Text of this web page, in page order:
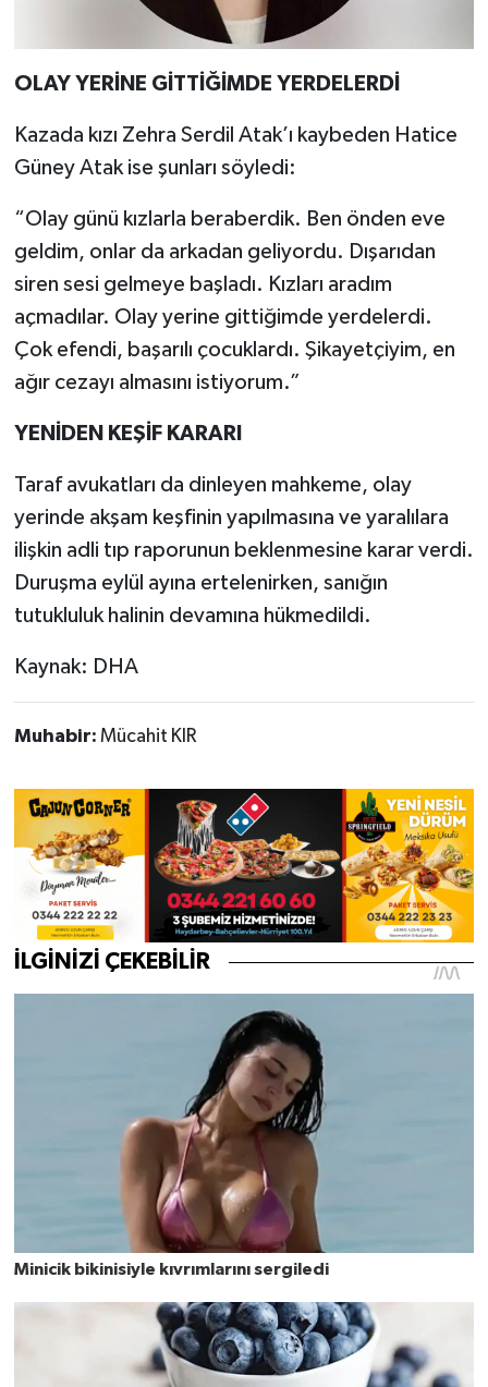
OLAY YERİNE GİTTİĞİMDE YERDELERDİ
Kazada kızı Zehra Serdil Atak’ı kaybeden Hatice
Güney Atak ise şunları söyledi:
“Olay günü kızlarla beraberdik. Ben önden eve
geldim, onlar da arkadan geliyordu. Dışarıdan
siren sesi gelmeye başladı. Kızları aradım
açmadılar. Olay yerine gittiğimde yerdelerdi.
Çok efendi, başarılı çocuklardı. Şikayetçiyim, en
ağır cezayı almasını istiyorum.”
YENİDEN KEŞİF KARARI
Taraf avukatları da dinleyen mahkeme, olay
yerinde akşam keşfinin yapılmasına ve yaralılara
ilişkin adli tıp raporunun beklenmesine karar verdi.
Duruşma eylül ayına ertelenirken, sanığın
tutukluluk halinin devamına hükmedildi.
Kaynak: DHA
Muhabir: Mücahit KIR